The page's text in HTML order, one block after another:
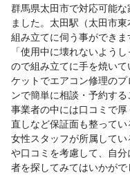
群馬県太田市で対応可能
ました。太田駅（太田市
組み立てに伺う事ができま
「使用中に壊れないよう
ので組み立てに手を焼い
ケットでエアコン修理の
ンで簡単に相談・予約する
事業者の中には口コミで
直しなど保証面も整ってい
女性スタッフが所属して
や口コミを考慮して、自
者を探してみてはいかがで